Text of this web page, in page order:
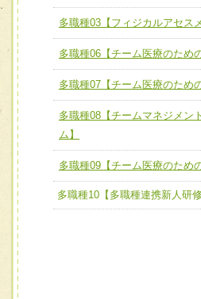
ユニット２ チーム医療
必要に応じて柔軟に医療
ユニット３ 多職種連携力
他職種の視点とスキルを
チーム02【地域医療連
宅患者等支援チーム】
チーム03【癌患者服薬サ
チーム04【口腔ケアチー
チーム05【せん妄対策チ
チーム07【病院職員に対
チーム08【地域関係機
多職種03【フィジカルアセス
多職種06【チーム医療のため
多職種07【チーム医療のため
多職種08【チームマネジメン
ム】
多職種09【チーム医療のため
多職種10【多職種連携新人研修